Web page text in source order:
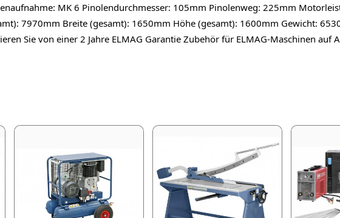
MK 6 Pinolendurchmesser: 105mm Pinolenweg: 225mm
7970mm Breite (gesamt): 1650mm Höhe (gesamt): 1600mm Gewicht:
Sie von einer 2 Jahre ELMAG Garantie Zubehör für ELMAG-Maschinen auf